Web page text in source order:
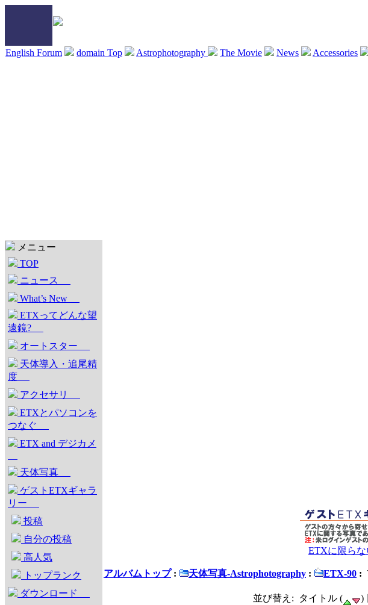
English Forum domain Top Astrophotography The Movie News Accessories
メニュー
TOP
ニュース
What’s New
ETXってどんな望
遠鏡?
オートスター
天体導入・追尾精
度
アクセサリ
ETXとパソコンを
つなぐ
ETX and デジカメ
天体写真
ゲストETXギャラ
リー
投稿
自分の投稿
高人気
トップランク
ダウンロード
ETXに限ら
アルバムトップ: 天体写真-Astrophotography : ETX-90 :
並び替え: タイトル ( )